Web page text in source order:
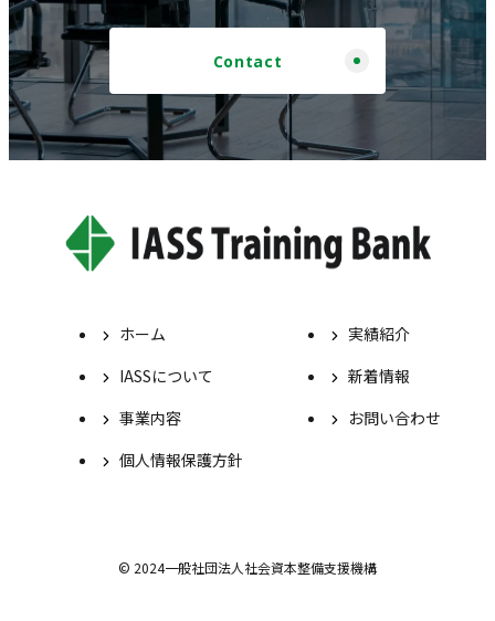
Contact
ホーム
IASSについて
事業内容
個人情報保護方針
実績紹介
新着情報
お問い合わせ
© 2024一般社団法人社会資本整備支援機構